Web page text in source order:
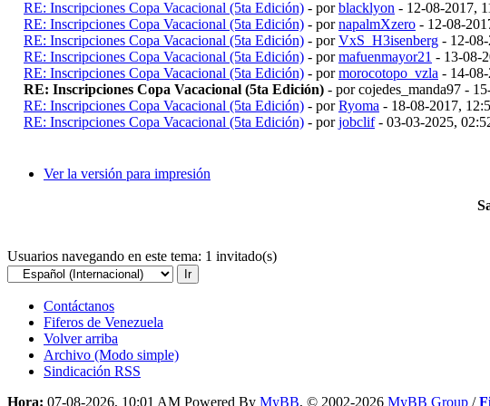
RE: Inscripciones Copa Vacacional (5ta Edición) - porblacklyon - 12-08-2017,
RE: Inscripciones Copa Vacacional (5ta Edición) - pornapalmXzero - 12-08-
RE: Inscripciones Copa Vacacional (5ta Edición) - porVxS_H3isenberg - 12-
RE: Inscripciones Copa Vacacional (5ta Edición) - pormafuenmayor21 - 13-08-
RE: Inscripciones Copa Vacacional (5ta Edición) - pormorocotopo_vzla - 14-
RE: Inscripciones Copa Vacacional (5ta Edición) - por cojedes_manda97 -
RE: Inscripciones Copa Vacacional (5ta Edición) - porRyoma - 18-08-2017,
RE: Inscripciones Copa Vacacional (5ta Edición) - porjobclif- 03-03-2025,
Ver la versión para impresión
Usuarios navegando en este tema: 1 invitado(s)
Contáctanos
Fiferos de Venezuela
Volver arriba
Archivo (Modo simple)
Sindicación RSS
Hora: 07-08-2026, 10:01 AM Powered By MyBB, © 2002-2026 MyBB Group /